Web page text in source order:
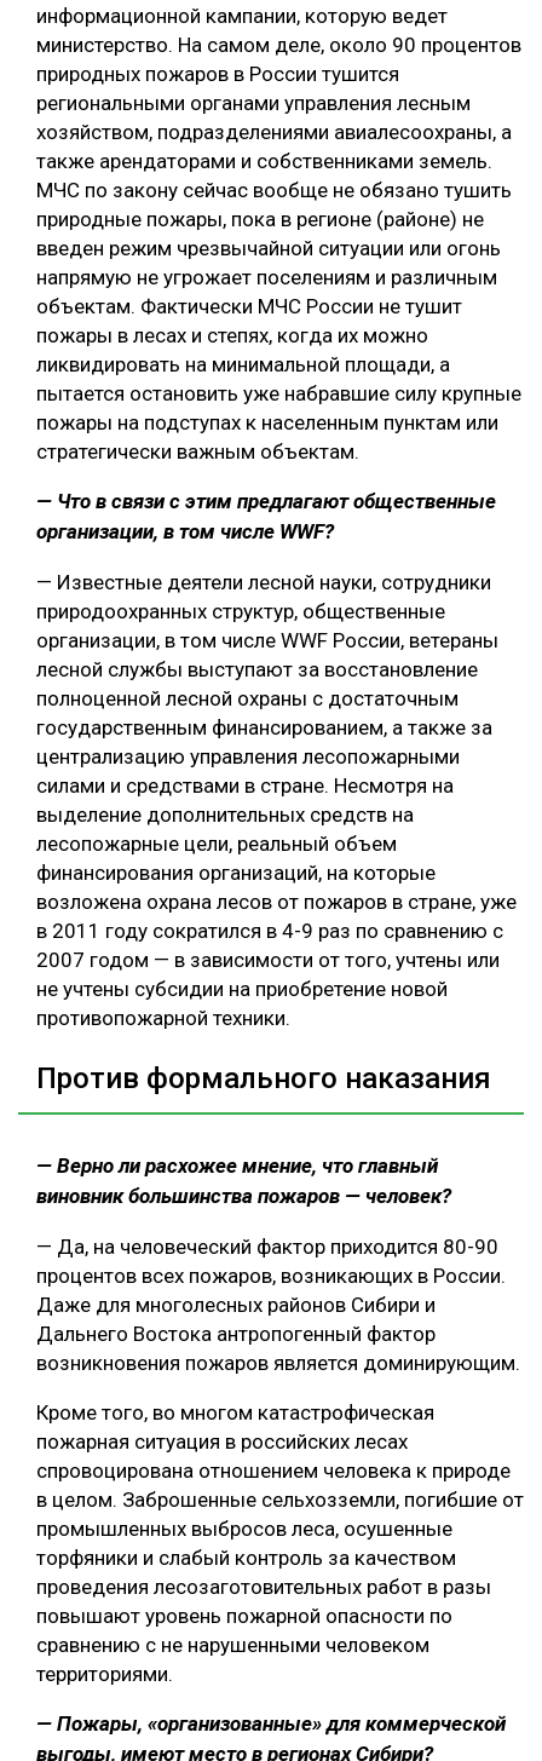
информационной кампании, которую ведет
министерство. На самом деле, около 90 процентов
природных пожаров в России тушится
региональными органами управления лесным
хозяйством, подразделениями авиалесоохраны, а
также арендаторами и собственниками земель.
МЧС по закону сейчас вообще не обязано тушить
природные пожары, пока в регионе (районе) не
введен режим чрезвычайной ситуации или огонь
напрямую не угрожает поселениям и различным
объектам. Фактически МЧС России не тушит
пожары в лесах и степях, когда их можно
ликвидировать на минимальной площади, а
пытается остановить уже набравшие силу крупные
пожары на подступах к населенным пунктам или
стратегически важным объектам.
— Что в связи с этим предлагают общественные
организации, в том числе WWF?
— Известные деятели лесной науки, сотрудники
природоохранных структур, общественные
организации, в том числе WWF России, ветераны
лесной службы выступают за восстановление
полноценной лесной охраны с достаточным
государственным финансированием, а также за
централизацию управления лесопожарными
силами и средствами в стране. Несмотря на
выделение дополнительных средств на
лесопожарные цели, реальный объем
финансирования организаций, на которые
возложена охрана лесов от пожаров в стране, уже
в 2011 году сократился в 4-9 раз по сравнению с
2007 годом — в зависимости от того, учтены или
не учтены субсидии на приобретение новой
противопожарной техники.
Против формального наказания
— Верно ли расхожее мнение, что главный
виновник большинства пожаров — человек?
— Да, на человеческий фактор приходится 80-90
процентов всех пожаров, возникающих в России.
Даже для многолесных районов Сибири и
Дальнего Востока антропогенный фактор
возникновения пожаров является доминирующим.
Кроме того, во многом катастрофическая
пожарная ситуация в российских лесах
спровоцирована отношением человека к природе
в целом. Заброшенные сельхозземли, погибшие от
промышленных выбросов леса, осушенные
торфяники и слабый контроль за качеством
проведения лесозаготовительных работ в разы
повышают уровень пожарной опасности по
сравнению с не нарушенными человеком
территориями.
— Пожары, «организованные» для коммерческой
выгоды, имеют место в регионах Сибири?